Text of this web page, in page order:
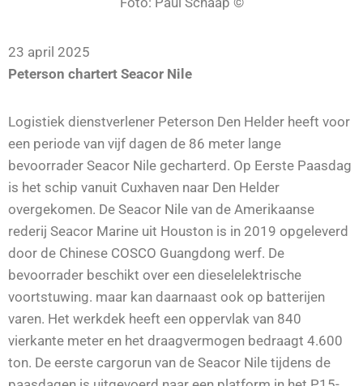
23 april 2025
Peterson chartert Seacor Nile
Logistiek dienstverlener Peterson Den Helder heeft voor
een periode van vijf dagen de 86 meter lange
bevoorrader Seacor Nile gecharterd. Op Eerste Paasdag
is het schip vanuit Cuxhaven naar Den Helder
overgekomen. De Seacor Nile van de Amerikaanse
rederij Seacor Marine uit Houston is in 2019 opgeleverd
door de Chinese COSCO Guangdong werf. De
bevoorrader beschikt over een dieselelektrische
voortstuwing. maar kan daarnaast ook op batterijen
varen. Het werkdek heeft een oppervlak van 840
vierkante meter en het draagvermogen bedraagt 4.600
ton. De eerste cargorun van de Seacor Nile tijdens de